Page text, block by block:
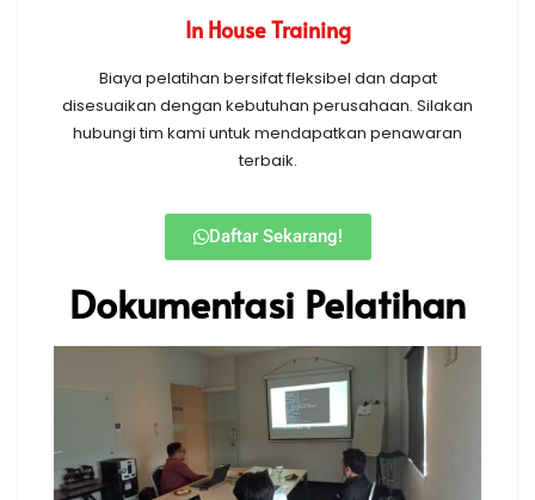
In House Training
Biaya pelatihan bersifat fleksibel dan dapat
disesuaikan dengan kebutuhan perusahaan. Silakan
hubungi tim kami untuk mendapatkan penawaran
terbaik.
Daftar Sekarang!
Dokumentasi Pelatihan